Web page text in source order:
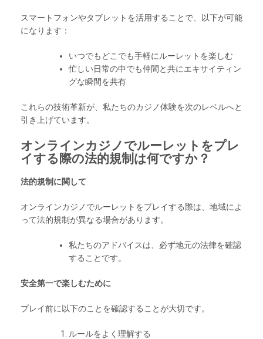
スマートフォンやタブレットを活用することで、以下が可能
になります：
いつでもどこでも手軽にルーレットを楽しむ
忙しい日常の中でも仲間と共にエキサイティン
グな瞬間を共有
これらの技術革新が、私たちのカジノ体験を次のレベルへと
引き上げています。
オンラインカジノでルーレットをプレ
イする際の法的規制は何ですか？
法的規制に関して
オンラインカジノでルーレットをプレイする際は、地域によ
って法的規制が異なる場合があります。
私たちのアドバイスは、必ず地元の法律を確認
することです。
安全第一で楽しむために
プレイ前に以下のことを確認することが大切です。
ルールをよく理解する